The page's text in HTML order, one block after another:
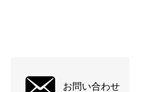
お問い合わせ